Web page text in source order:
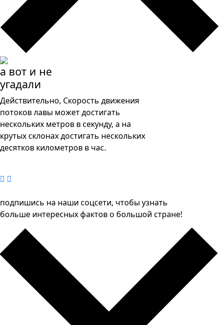
а вот и не
угадали
Действительно, Скорость движения
потоков лавы может достигать
нескольких метров в секунду, а на
крутых склонах достигать нескольких
десятков километров в час.
подпишись на наши соцсети, чтобы узнать
больше интересных фактов о большой стране!